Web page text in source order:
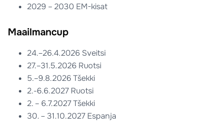
2029 – 2030 EM-kisat
Maailmancup
24.–26.4.2026 Sveitsi
27.–31.5.2026 Ruotsi
5.–9.8.2026 Tšekki
2.-6.6.2027 Ruotsi
2. – 6.7.2027 Tšekki
30. – 31.10.2027 Espanja